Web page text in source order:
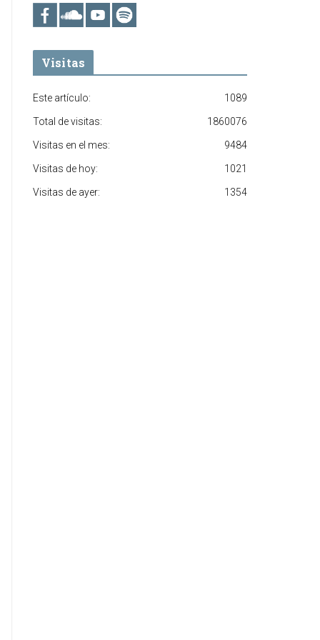
Visitas
1089
Este artículo:
1860076
Total de visitas:
9484
Visitas en el mes:
1021
Visitas de hoy:
1354
Visitas de ayer: